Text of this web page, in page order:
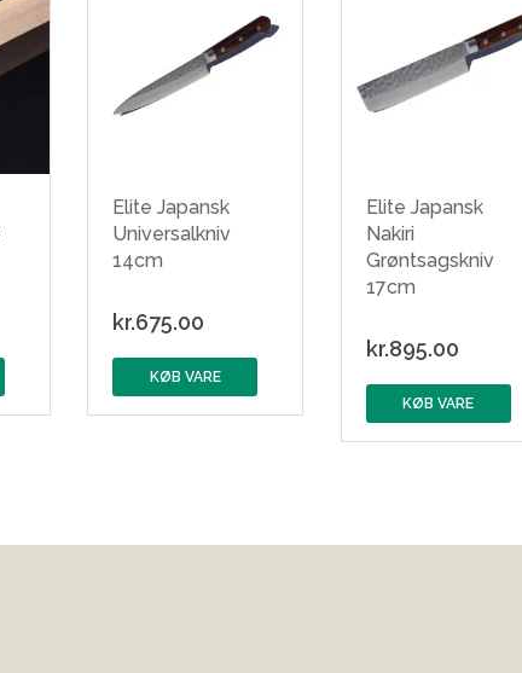
Elite Japansk
Universalkniv
14cm
kr.675.00
KØB VARE
Elite Japansk
Nakiri
Grøntsagskniv
17cm
kr.895.00
KØB VARE